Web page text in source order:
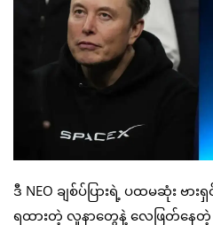
ဒီ NEO ချစ်ပ်ပြားရဲ့ ပထမဆုံး ဗ
ရထားတဲ့ လူနာတွေနဲ့ လေဖြတ်နေတဲ့